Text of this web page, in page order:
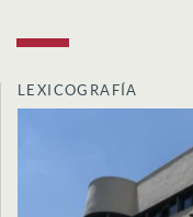
LEXICOGRAFÍA